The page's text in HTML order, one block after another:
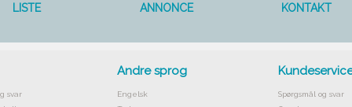
LISTE ANNONCE KONTAKT
svar
Andre sprog
Engelsk
Spørgsmål og svar